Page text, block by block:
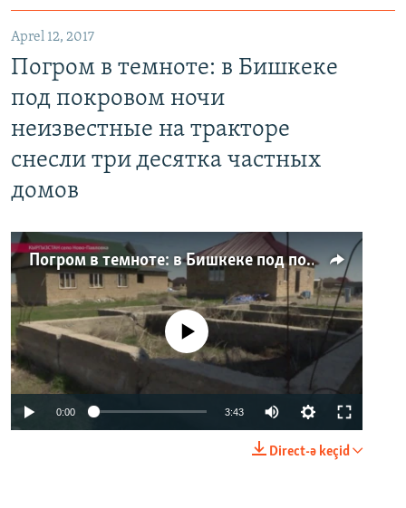
Aprel 12, 2017
Погром в темноте: в Бишкеке
под покровом ночи
неизвестные на тракторе
снесли три десятка частных
домов
Погром в темноте: в Бишкеке под покровом ночи неизвестные на тракторе снесли три десятка частных домов
No media source currently available
0:00 3:43
Direct-ə keçid